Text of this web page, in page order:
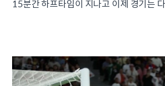
15분간 하프타임이 지나고 이제 경기는